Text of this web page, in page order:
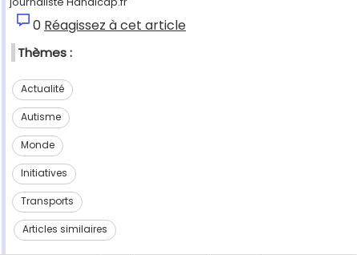
0 Réagissez à cet article
Thèmes :
Actualité
Autisme
Monde
Initiatives
Transports
Articles similaires